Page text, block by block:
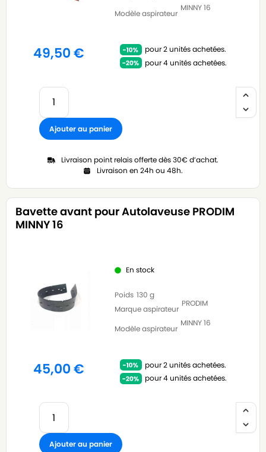
Modèle aspirateur
MINNY 16
49,50€
pour 2 unités achetées.
pour 4 unités achetées.
Ajouter au panier
Livraison point relais offerte dès 30€ d’achat.
Livraison en 24h ou 48h.
Bavette avant pour Autolaveuse PRODIM
MINNY 16
En stock
Poids 130 g
Marque aspirateur
PRODIM
Modèle aspirateur
MINNY 16
45,00€
pour 2 unités achetées.
pour 4 unités achetées.
Ajouter au panier